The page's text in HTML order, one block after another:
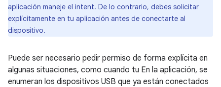
aplicación maneje el intent. De lo contrario, debes solicitar
explícitamente en tu aplicación antes de conectarte al
dispositivo.
Puede ser necesario pedir permiso de forma explícita en
algunas situaciones, como cuando tu En la aplicación, se
enumeran los dispositivos USB que ya están conectados